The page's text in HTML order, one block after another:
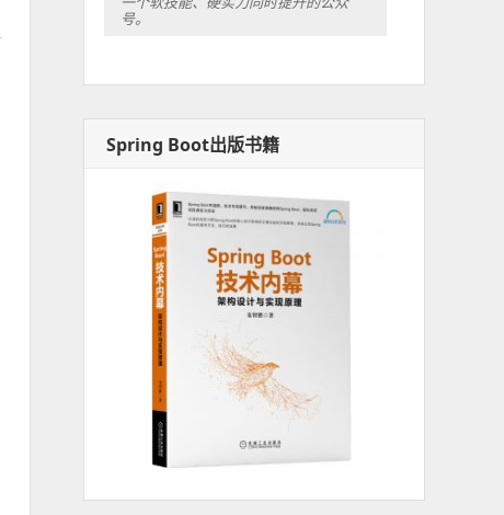
号。
Spring Boot出版书籍